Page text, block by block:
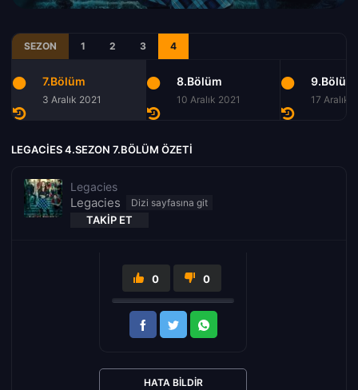
SEZON 1 2 3 4
7.Bölüm
3 Aralık 2021
8.Bölüm
10 Aralık 2021
9.Bölüm
17 Aralık
LEGACIES 4.SEZON 7.BÖLÜM ÖZETI
Legacies
Legacies
TAKIP ET
0 0
HATA BILDIR